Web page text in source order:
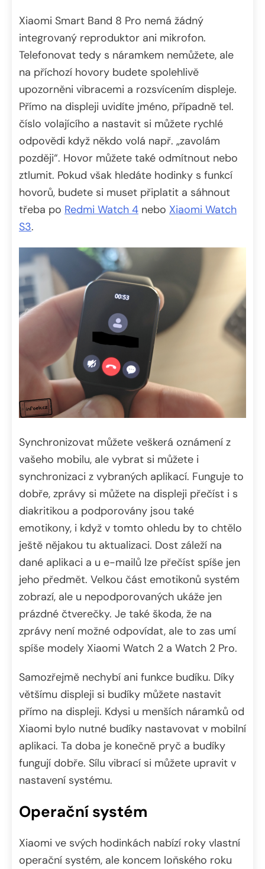
Xiaomi Smart Band 8 Pro nemá žádný
integrovaný reproduktor ani mikrofon.
Telefonovat tedy s náramkem nemůžete, ale
na příchozí hovory budete spolehlivě
upozorněni vibracemi a rozsvícením displeje.
Přímo na displeji uvidíte jméno, případně tel.
číslo volajícího a nastavit si můžete rychlé
odpovědi když někdo volá např. „zavolám
později“. Hovor můžete také odmítnout nebo
ztlumit. Pokud však hledáte hodinky s funkcí
hovorů, budete si muset připlatit a sáhnout
třeba po Redmi Watch 4 nebo Xiaomi Watch
S3.
Synchronizovat můžete veškerá oznámení z
vašeho mobilu, ale vybrat si můžete i
synchronizaci z vybraných aplikací. Funguje to
dobře, zprávy si můžete na displeji přečíst i s
diakritikou a podporovány jsou také
emotikony, i když v tomto ohledu by to chtělo
ještě nějakou tu aktualizaci. Dost záleží na
dané aplikaci a u e-mailů lze přečíst spíše jen
jeho předmět. Velkou část emotikonů systém
zobrazí, ale u nepodporovaných ukáže jen
prázdné čtverečky. Je také škoda, že na
zprávy není možné odpovídat, ale to zas umí
spíše modely Xiaomi Watch 2 a Watch 2 Pro.
Samozřejmě nechybí ani funkce budíku. Díky
většímu displeji si budíky můžete nastavit
přímo na displeji. Kdysi u menších náramků od
Xiaomi bylo nutné budíky nastavovat v mobilní
aplikaci. Ta doba je konečně pryč a budíky
fungují dobře. Sílu vibrací si můžete upravit v
nastavení systému.
Operační systém
Xiaomi ve svých hodinkách nabízí roky vlastní
operační systém, ale koncem loňského roku